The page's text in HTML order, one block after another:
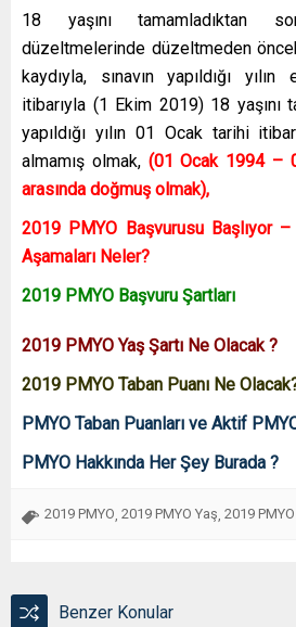
18 yaşını tamamladıktan
düzeltmelerinde düzeltmeden
kaydıyla, sınavın yapıldığı
itibarıyla (1 Ekim 2019) 18 yaşını
yapıldığı yılın 01 Ocak tarihi
almamış olmak, (01 Ocak 1994 –
arasında doğmuş olmak),
2019 PMYO Başvurusu Başlıyor
Aşamaları Neler?
2019 PMYO Başvuru Şartları
2019 PMYO Yaş Şartı Ne Olacak ?
2019 PMYO Taban Puanı Ne
PMYO Taban Puanları ve Aktif
PMYO Hakkında Her Şey Burada ?
2019 PMYO 2019 PMYO Yaş 2019
Benzer Konular